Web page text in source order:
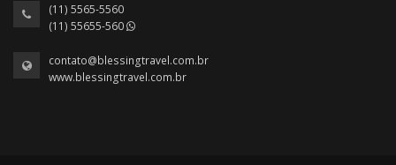
(11) 5565-5560
(11) 55655-560
contato@blessingtravel.com.br
www.blessingtravel.com.br